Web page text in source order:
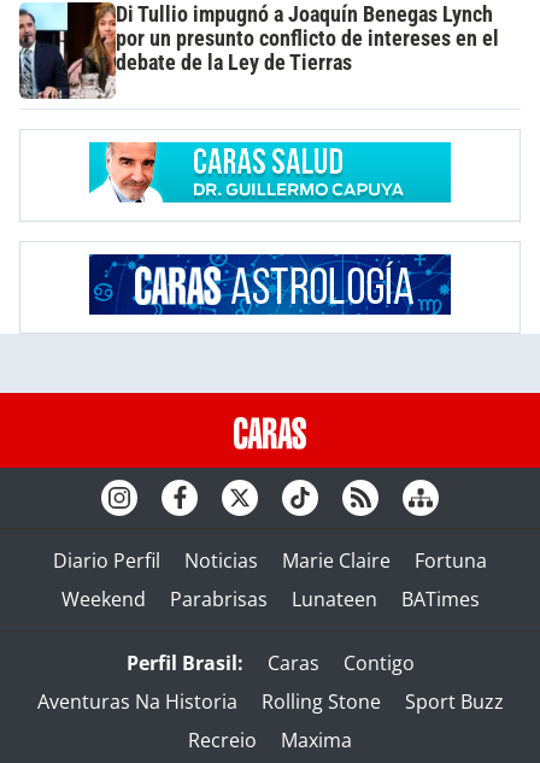
Di Tullio impugnó a Joaquín Benegas Lynch
por un presunto conflicto de intereses en el
debate de la Ley de Tierras
Diario Perfil Noticias Marie Claire
Fortuna
Weekend
Parabrisas Lunateen BATimes
Perfil Brasil: Caras
Contigo
Aventuras Na Historia
Rolling Stone
Sport Buzz
Recreio
Maxima